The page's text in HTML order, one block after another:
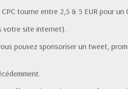
tourne entre 2,5 & 5 EUR pour un
votre site internet).
pouvez sponsoriser un tweet,